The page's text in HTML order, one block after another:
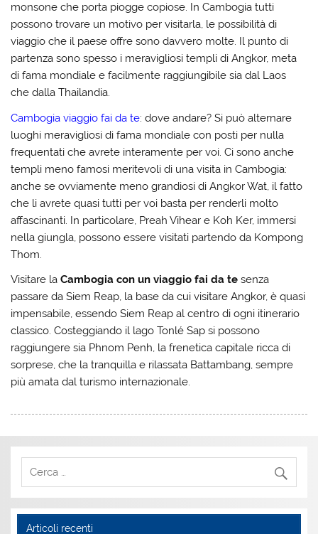
monsone che porta piogge copiose. In Cambogia tutti
possono trovare un motivo per visitarla, le possibilità di
viaggio che il paese offre sono davvero molte. Il punto di
partenza sono spesso i meravigliosi templi di Angkor, meta
di fama mondiale e facilmente raggiungibile sia dal Laos
che dalla Thailandia.
Cambogia viaggio fai da te: dove andare? Si può alternare
luoghi meravigliosi di fama mondiale con posti per nulla
frequentati che avrete interamente per voi. Ci sono anche
templi meno famosi meritevoli di una visita in Cambogia:
anche se ovviamente meno grandiosi di Angkor Wat, il fatto
che li avrete quasi tutti per voi basta per renderli molto
affascinanti. In particolare, Preah Vihear e Koh Ker, immersi
nella giungla, possono essere visitati partendo da Kompong
Thom.
Visitare laCambogia con un viaggio fai da tesenza
passare da Siem Reap, la base da cui visitare Angkor, è quasi
impensabile, essendo Siem Reap al centro di ogni itinerario
classico. Costeggiando il lago Tonlé Sap si possono
raggiungere sia Phnom Penh, la frenetica capitale ricca di
sorprese, che la tranquilla e rilassata Battambang, sempre
più amata dal turismo internazionale.
Articoli recenti